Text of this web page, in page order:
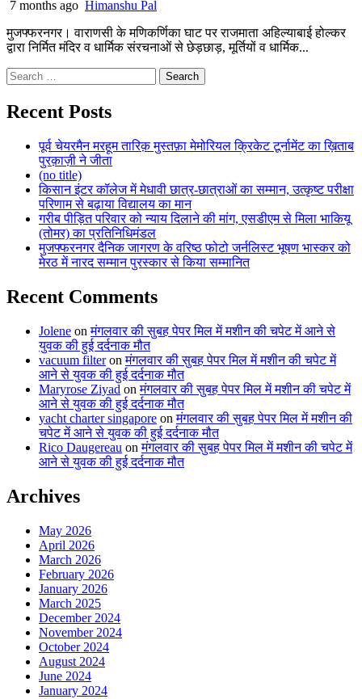
7 months ago Himanshu Pal
मुजफ्फरनगर। वाराणसी के मणिकर्णिका घाट पर राजमाता अहिल्याबाई होल्कर
द्वारा निर्मित मंदिर व धार्मिक संरचनाओं से छेड़छाड़, मूर्तियों व धार्मिक...
Search
for:
Recent Posts
पूर्व चेयरमैन मरहूम तारिक़ मुस्तफ़ा मेमोरियल क्रिकेट टूर्नामेंट का ख़िताब
पुरक़ाज़ी ने जीता
(no title)
किसान इंटर कॉलेज में मेधावी छात्र-छात्राओं का सम्मान, उत्कृष्ट परीक्षा
परिणाम से बढ़ाया विद्यालय का मान
गरीब पीड़ित परिवार को न्याय दिलाने की मांग, एसडीएम से मिला भाकियू
(तोमर) का प्रतिनिधिमंडल
मुजफ्फरनगर दैनिक जागरण के वरिष्ठ फोटो जर्नलिस्ट भूषण भास्कर को
मेरठ में नारद सम्मान पुरस्कार से किया सम्मानित
Recent Comments
Jolene onमंगलवार की सुबह पेपर मिल में मशीन की चपेट में आने से
युवक की हुई दर्दनाक मौत
vacuum filteronमंगलवार की सुबह पेपर मिल में मशीन की चपेट में
आने से युवक की हुई दर्दनाक मौत
Maryrose Ziyad onमंगलवार की सुबह पेपर मिल में मशीन की चपेट में
आने से युवक की हुई दर्दनाक मौत
yacht charter singapore onमंगलवार की सुबह पेपर मिल में मशीन की
चपेट में आने से युवक की हुई दर्दनाक मौत
Rico Daugereau onमंगलवार की सुबह पेपर मिल में मशीन की चपेट में
आने से युवक की हुई दर्दनाक मौत
Archives
May 2026
April 2026
March 2026
February 2026
January 2026
March 2025
December 2024
November 2024
October 2024
August 2024
June 2024
January 2024